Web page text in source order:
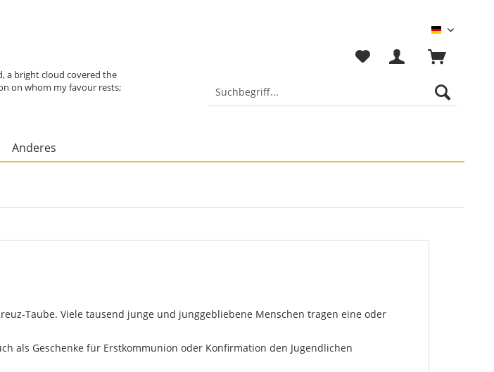
Deutsch
a bright cloud covered the
on whom my favour rests;
Anderes
Taube. Viele tausend junge und junggebliebene Menschen tragen eine oder
als Geschenke für Erstkommunion oder Konfirmation den Jugendlichen